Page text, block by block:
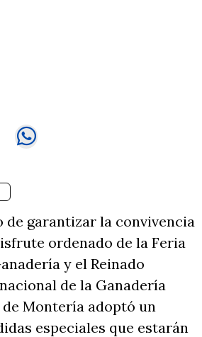
de garantizar la convivencia
ordenado de la Feria
y el Reinado
de la Ganadería
Montería adoptó un
especiales que estarán